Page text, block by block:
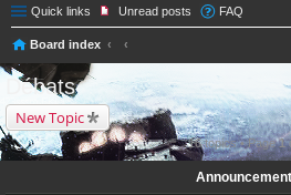
Quick links Unread posts FAQ
Board index
Débats
New Topic
16 topics • Page1